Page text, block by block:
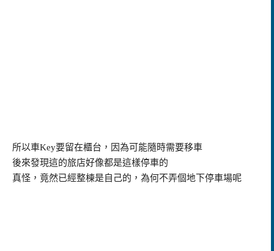
所以車Key要留在櫃台，因為可能隨時需要移車
後來發現這的旅店好像都是這樣停車的
真怪，竟然已經整棟是自己的，為何不弄個地下停車場呢